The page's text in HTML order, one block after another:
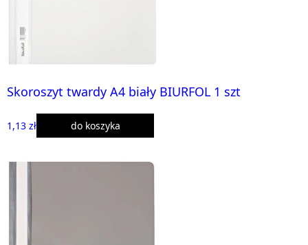
Skoroszyt twardy A4 biały BIURFOL 1 szt
1,13 zł do koszyka